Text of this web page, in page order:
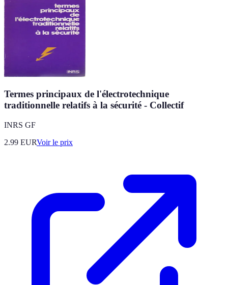
Termes principaux de l'électrotechnique
traditionnelle relatifs à la sécurité - Collectif
INRS GF
2.99 EURVoir le prix